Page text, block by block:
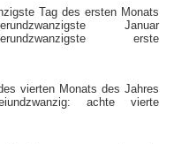
Tag des ersten Monats
Januar
erste
vierten Monats des Jahres
achte vierte